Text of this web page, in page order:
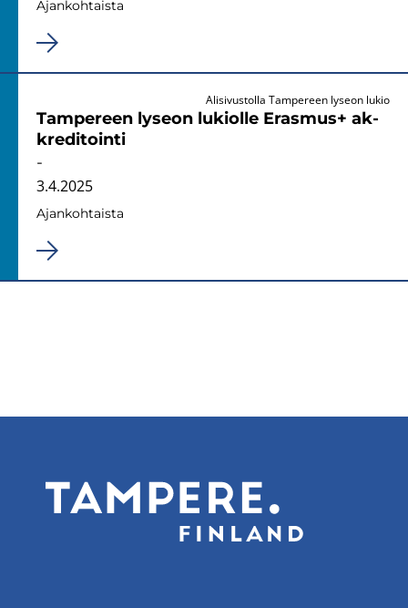
Ajan­koh­tais­ta
Alisivustolla Tampereen lyseon lukio
Tam­pe­reen ly­seon lu­kiol­le Eras­mus+ ak­
kre­di­toin­ti
-
3.4.2025
Ajan­koh­tais­ta